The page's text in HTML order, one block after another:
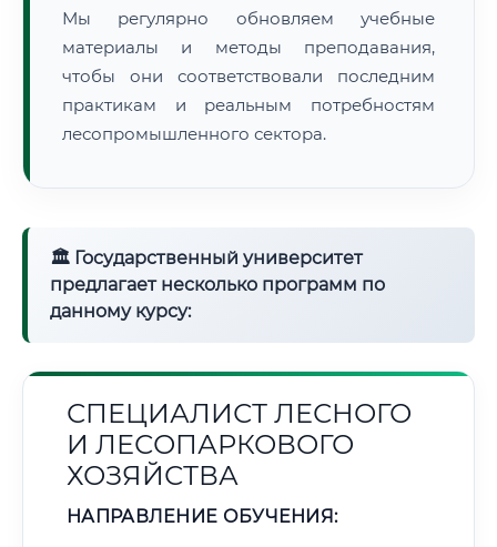
Мы регулярно обновляем учебные
материалы и методы преподавания,
чтобы они соответствовали последним
практикам и реальным потребностям
лесопромышленного сектора.
🏛 Государственный университет
предлагает несколько программ по
данному курсу:
СПЕЦИАЛИСТ ЛЕСНОГО
И ЛЕСОПАРКОВОГО
ХОЗЯЙСТВА
НАПРАВЛЕНИЕ ОБУЧЕНИЯ: